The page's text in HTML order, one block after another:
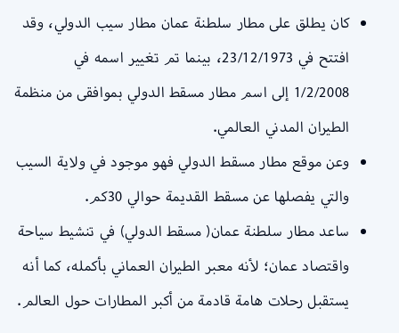
كان يطلق على مطار سلطنة عمان مطار سيب الدولي، وقد
افتتح في 23/12/1973، بينما تم تغيير اسمه في
1/2/2008 إلى اسم مطار مسقط الدولي بموافقى من منظمة
الطيران المدني العالمي.
وعن موقع مطار مسقط الدولي فهو موجود في ولاية السيب
والتي يفصلها عن مسقط القديمة حوالي 30كم.
ساعد مطار سلطنة عمان( مسقط الدولي) في تنشيط سياحة
واقتصاد عمان؛ لأنه معبر الطيران العماني بأكمله، كما أنه
يستقبل رحلات هامة قادمة من أكبر المطارات حول العالم.